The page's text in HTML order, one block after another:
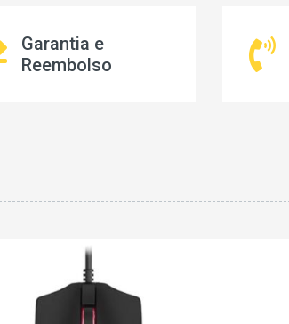
Garantia e
Reembolso